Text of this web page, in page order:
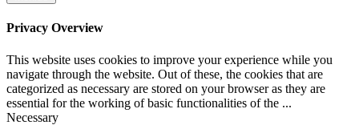
Privacy Overview
This website uses cookies to improve your experience while you
navigate through the website. Out of these, the cookies that are
categorized as necessary are stored on your browser as they are
essential for the working of basic functionalities of the ...
Necessary